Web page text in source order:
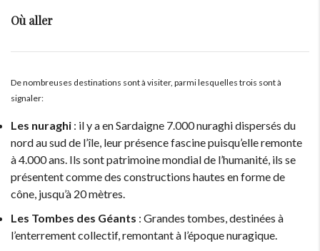
Où aller
De nombreuses destinations sont à visiter, parmi lesquelles trois sont à
signaler:
Les nuraghi : il y a en Sardaigne 7.000 nuraghi dispersés du
nord au sud de l’île, leur présence fascine puisqu’elle remonte
à 4.000 ans. Ils sont patrimoine mondial de l’humanité, ils se
présentent comme des constructions hautes en forme de
cône, jusqu’à 20 mètres.
Les Tombes des Géants : Grandes tombes, destinées à
l’enterrement collectif, remontant à l’époque nuragique.